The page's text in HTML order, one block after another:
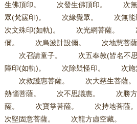
生佛頂印。 次發生佛頂印。 次
眾(梵篋印)。 次緣覺眾。 次無
次文殊印(如軌)。 次光網菩薩。
儞。 次烏波計設儞。 次地慧菩薩
次召請童子。 次五奉教(皆名不
障印(如軌)。 次除疑怪印。 次施
次救護惠菩薩。 次大慈生菩
熱惱菩薩。 次不思議惠。 次勝
薩。 次寶掌菩薩。 次持地菩
次堅固意菩薩。 次龍方虛空藏。 次